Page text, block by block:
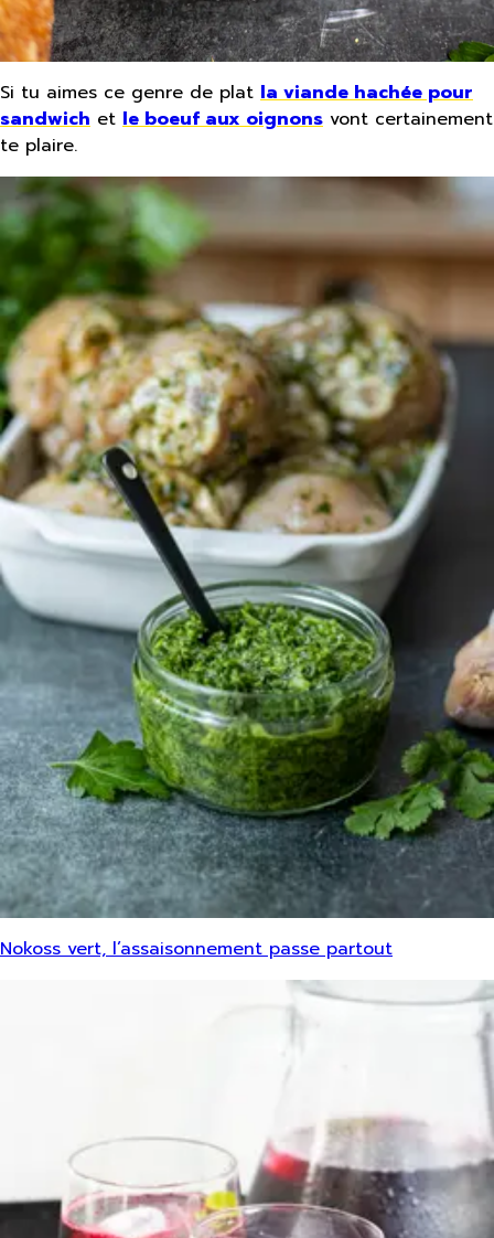
Si tu aimes ce genre de plat la viande hachée pour
sandwich et le boeuf aux oignons vont certainement
te plaire.
Nokoss vert, l’assaisonnement passe partout